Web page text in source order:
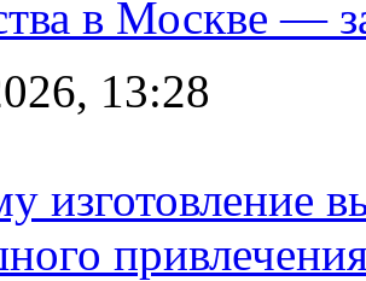
в Москве —
13:28
изготовление